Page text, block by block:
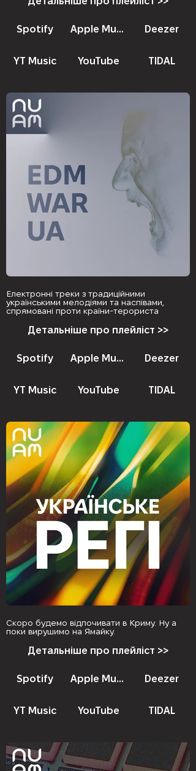
Spotify Apple Music Deezer
YT Music YouTube TIDAL
Електронні треки з традиційними
українськими мелодіями та наспівами,
спрямовані проти країни-терориста
Детальніше про плейліст >>
Spotify Apple Music Deezer
YT Music YouTube TIDAL
Скоро будемо відпочивати в Криму. Ну а
поки вирушимо на Ямайку.
Детальніше про плейліст >>
Spotify Apple Music Deezer
YT Music YouTube TIDAL